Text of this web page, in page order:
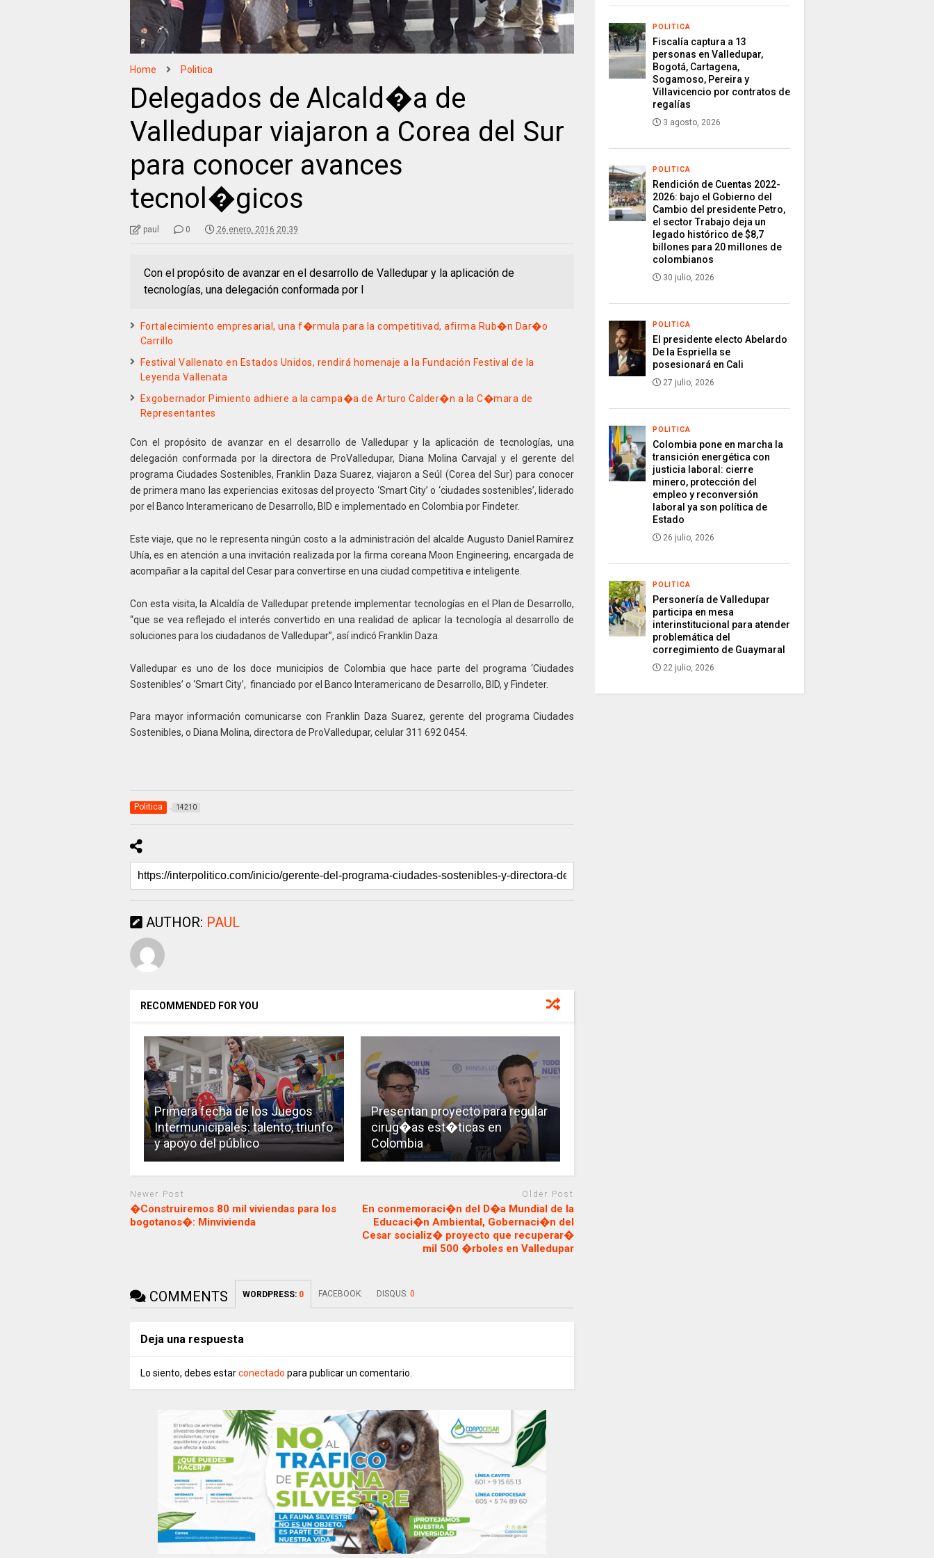
Home Politica
Delegados de Alcald�a de
Valledupar viajaron a Corea del Sur
para conocer avances
tecnol�gicos
paul 0 26 enero, 2016 20:39
Con el propósito de avanzar en el desarrollo de Valledupar y la aplicación de
tecnologías, una delegación conformada por l
Fortalecimiento empresarial, una f�rmula para la competitivad, afirma Rub�n Dar�o
Carrillo
Festival Vallenato en Estados Unidos, rendirá homenaje a la Fundación Festival de la
Leyenda Vallenata
Exgobernador Pimiento adhiere a la campa�a de Arturo Calder�n a la C�mara de
Representantes
Con el propósito de avanzar en el desarrollo de Valledupar y la aplicación de tecnologías, una
delegación conformada por la directora de ProValledupar, Diana Molina Carvajal y el gerente del
programa Ciudades Sostenibles, Franklin Daza Suarez, viajaron a Seúl (Corea del Sur) para conocer
de primera mano las experiencias exitosas del proyecto ‘Smart City’ o ‘ciudades sostenibles’, liderado
por el Banco Interamericano de Desarrollo, BID e implementado en Colombia por Findeter.
Este viaje, que no le representa ningún costo a la administración del alcalde Augusto Daniel Ramírez
Uhía, es en atención a una invitación realizada por la firma coreana Moon Engineering, encargada de
acompañar a la capital del Cesar para convertirse en una ciudad competitiva e inteligente.
Con esta visita, la Alcaldía de Valledupar pretende implementar tecnologías en el Plan de Desarrollo,
“que se vea reflejado el interés convertido en una realidad de aplicar la tecnología al desarrollo de
soluciones para los ciudadanos de Valledupar”, así indicó Franklin Daza.
Valledupar es uno de los doce municipios de Colombia que hace parte del programa ‘Ciudades
Sostenibles’ o ‘Smart City’, financiado por el Banco Interamericano de Desarrollo, BID, y Findeter.
Para mayor información comunicarse con Franklin Daza Suarez, gerente del programa Ciudades
Sostenibles, o Diana Molina, directora de ProValledupar, celular 311 692 0454.
Politica 14210
AUTHOR: PAUL
RECOMMENDED FOR YOU
Primera fecha de los Juegos
Intermunicipales: talento, triunfo
y apoyo del público
Presentan proyecto para regular
cirug�as est�ticas en
Colombia
Newer Post
�Construiremos 80 mil viviendas para los
bogotanos�: Minvivienda
Older Post
En conmemoraci�n del D�a Mundial de la
Educaci�n Ambiental, Gobernaci�n del
Cesar socializ� proyecto que recuperar�
mil 500 �rboles en Valledupar
COMMENTS WORDPRESS: 0 FACEBOOK: DISQUS: 0
Deja una respuesta
Lo siento, debes estarconectado para publicar un comentario.
POLITICA
Fiscalía captura a 13
personas en Valledupar,
Bogotá, Cartagena,
Sogamoso, Pereira y
Villavicencio por contratos de
regalías
3 agosto, 2026
POLITICA
Rendición de Cuentas 2022-
2026: bajo el Gobierno del
Cambio del presidente Petro,
el sector Trabajo deja un
legado histórico de $8,7
billones para 20 millones de
colombianos
30 julio, 2026
POLITICA
El presidente electo Abelardo
De la Espriella se
posesionará en Cali
27 julio, 2026
POLITICA
Colombia pone en marcha la
transición energética con
justicia laboral: cierre
minero, protección del
empleo y reconversión
laboral ya son política de
Estado
26 julio, 2026
POLITICA
Personería de Valledupar
participa en mesa
interinstitucional para atender
problemática del
corregimiento de Guaymaral
22 julio, 2026